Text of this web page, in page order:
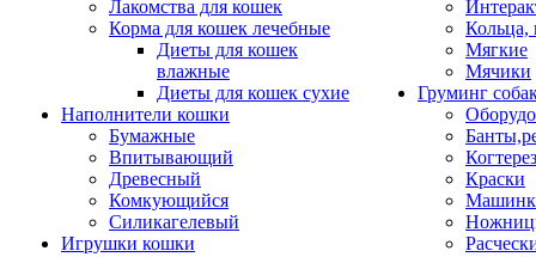
Лакомства для кошек
Корма для кошек лечебные
Диеты для кошек
влажные
Диеты для кошек сухие
Наполнители кошки
Бумажные
Впитывающий
Древесный
Комкующийся
Силикагелевый
Игрушки кошки
Кольца,
Мягкие
Мячики
Груминг
Краски